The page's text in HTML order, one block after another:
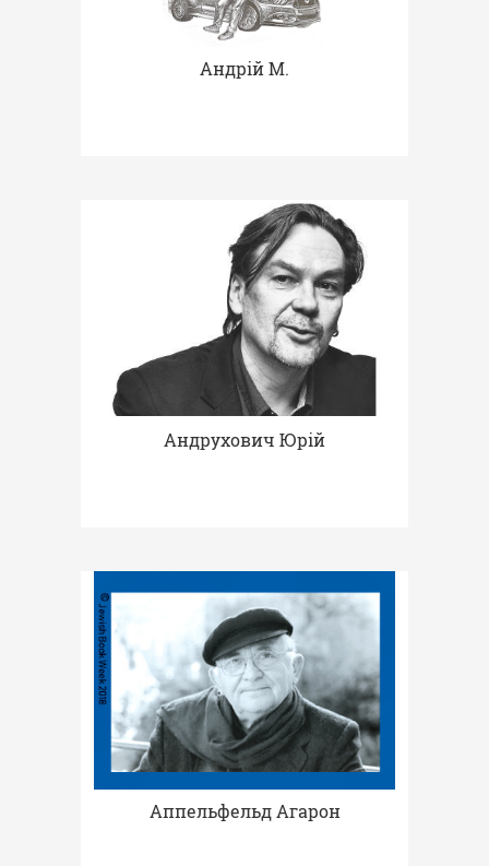
Андрій М.
Андрухович Юрій
Аппельфельд Агарон